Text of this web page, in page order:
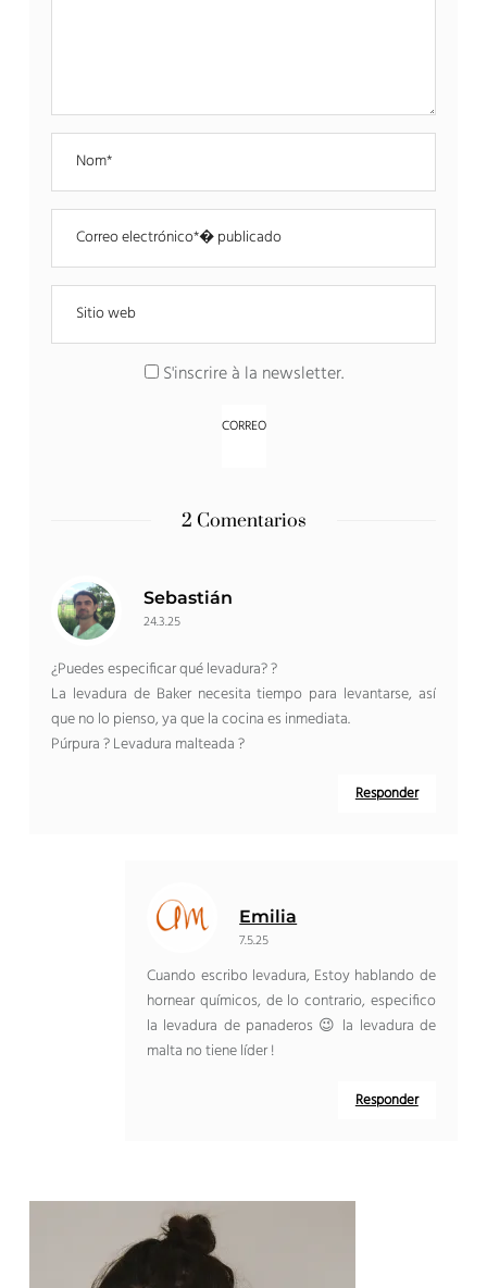
S'inscrire à la newsletter.
2 Comentarios
Sebastián
24.3.25
¿Puedes especificar qué levadura? ?
La levadura de Baker necesita tiempo para levantarse, así
que no lo pienso, ya que la cocina es inmediata.
Púrpura ? Levadura malteada ?
Responder
Emilia
7.5.25
Cuando escribo levadura, Estoy hablando de
hornear químicos, de lo contrario, especifico
la levadura de panaderos 😉 la levadura de
malta no tiene líder !
Responder